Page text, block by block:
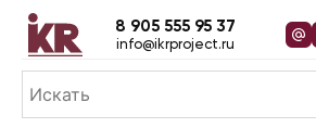
8 905 555 95 37
info@ikrproject.ru